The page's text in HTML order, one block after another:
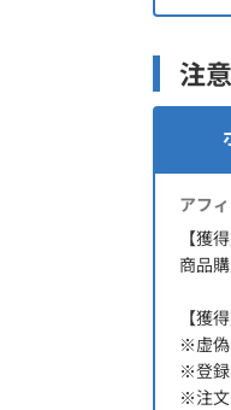
未成
注
ポイ
アフ
【獲
商品
【獲
※虚偽
※登
※注文